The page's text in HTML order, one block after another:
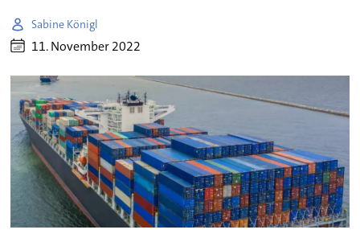
Sabine Königl
11. November 2022